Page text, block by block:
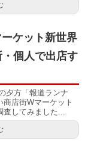
ケット新世界
個人で出店す
夕方「報道ランナ
店街Wマーケット
してみました...